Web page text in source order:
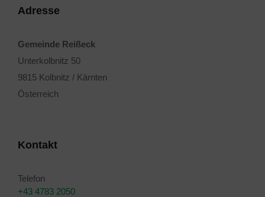
Adresse
Gemeinde Reißeck
Unterkolbnitz 50
9815 Kolbnitz / Kärnten
Österreich
Kontakt
Telefon
+43 4783 2050